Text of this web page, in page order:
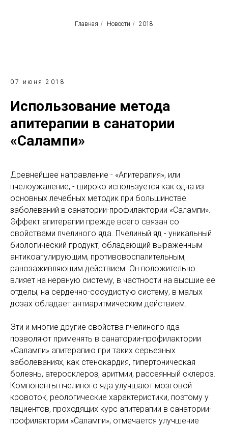
Главная / Новости / 2018
07 июня 2018
Использование метода
апитерапии в санатории
«Салампи»
Древнейшее направление - «Апитерапия», или
пчелоужаление, - широко используется как одна из
основных лечебных методик при большинстве
заболеваний в санатории-профилактории «Салампи».
Эффект апитерапии прежде всего связан со
свойствами пчелиного яда. Пчелиный яд - уникальный
биологический продукт, обладающий выраженным
антикоагулирующим, противовоспалительным,
ранозаживляющим действием. Он положительно
влияет на нервную систему, в частности на высшие ее
отделы, на сердечно-сосудистую систему, в малых
дозах обладает антиаритмическим действием.
Эти и многие другие свойства пчелиного яда
позволяют применять в санатории-профилактории
«Салампи» апитерапию при таких серьезных
заболеваниях, как стенокардия, гипертоническая
болезнь, атеросклероз, аритмии, рассеянный склероз.
Компоненты пчелиного яда улучшают мозговой
кровоток, реологические характеристики, поэтому у
пациентов, проходящих курс апитерапии в санатории-
профилактории «Салампи», отмечается улучшение